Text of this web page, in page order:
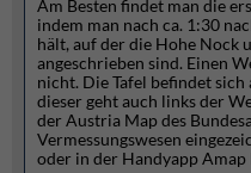
Am Besten findet man die
indem man nach ca. 1:30
hält, auf der die Hohe Nock
angeschrieben sind. Einen
nicht. Die Tafel befindet
dieser geht auch links der
der Austria Map des
Vermessungswesen
oder in der Handyapp Amap